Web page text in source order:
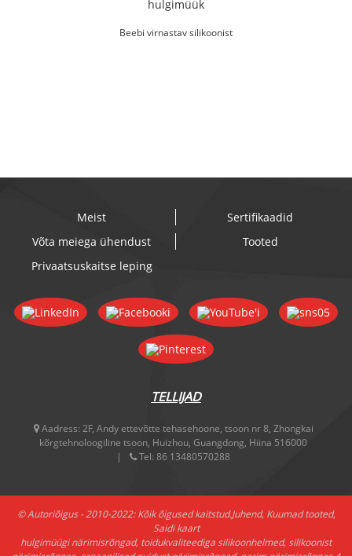
Beebi virnastav silikoonist
Meist
Sertifikaadid
Võta meiega ühendust
Tooted
Privaatsuskaitse leping
TELLIJAD
Aadress: 2F, Andy ettevõtte tehasehoone, tsoon nr 8, Zhongkai
kõrgtehnoloogiline tsoon, Huizhou, Guangdong, Hiina 516000
Tel: 86 13480570288
© Autoriõigus - 2010-2022: Kõik õigused kaitstud.Juhend, Kuumad tooted,
Saidi kaart
hulgimüügi närimisrõngad, toidukvaliteediga silikoonhelmed,silikoonist